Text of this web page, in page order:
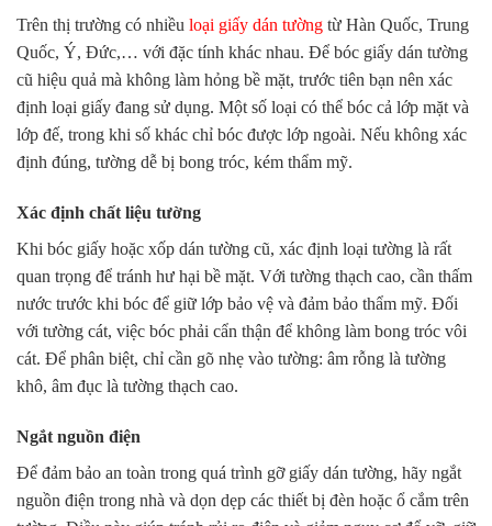
Trên thị trường có nhiều loại giấy dán tường từ Hàn Quốc, Trung
Quốc, Ý, Đức,… với đặc tính khác nhau. Để bóc giấy dán tường
cũ hiệu quả mà không làm hỏng bề mặt, trước tiên bạn nên xác
định loại giấy đang sử dụng. Một số loại có thể bóc cả lớp mặt và
lớp đế, trong khi số khác chỉ bóc được lớp ngoài. Nếu không xác
định đúng, tường dễ bị bong tróc, kém thẩm mỹ.
Xác định chất liệu tường
Khi bóc giấy hoặc xốp dán tường cũ, xác định loại tường là rất
quan trọng để tránh hư hại bề mặt. Với tường thạch cao, cần thấm
nước trước khi bóc để giữ lớp bảo vệ và đảm bảo thẩm mỹ. Đối
với tường cát, việc bóc phải cẩn thận để không làm bong tróc vôi
cát. Để phân biệt, chỉ cần gõ nhẹ vào tường: âm rỗng là tường
khô, âm đục là tường thạch cao.
Ngắt nguồn điện
Để đảm bảo an toàn trong quá trình gỡ giấy dán tường, hãy ngắt
nguồn điện trong nhà và dọn dẹp các thiết bị đèn hoặc ổ cắm trên